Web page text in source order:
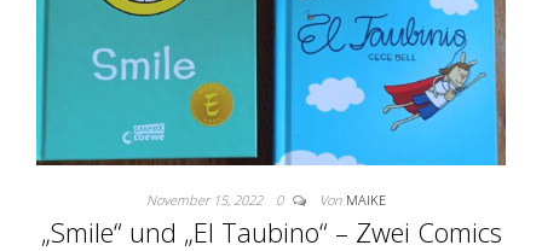
November 15, 2022 0 Von MAIKE
„Smile“ und „El Taubino“ – Zwei Comics